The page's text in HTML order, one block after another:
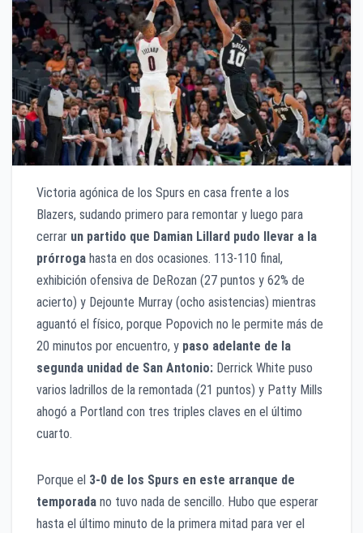
Victoria agónica de los Spurs en casa frente a los
Blazers, sudando primero para remontar y luego para
cerrar un partido que Damian Lillard pudo llevar a la
prórroga hasta en dos ocasiones. 113-110 final,
exhibición ofensiva de DeRozan (27 puntos y 62% de
acierto) y Dejounte Murray (ocho asistencias) mientras
aguantó el físico, porque Popovich no le permite más de
20 minutos por encuentro, y paso adelante de la
segunda unidad de San Antonio: Derrick White puso
varios ladrillos de la remontada (21 puntos) y Patty Mills
ahogó a Portland con tres triples claves en el último
cuarto.
Porque el 3-0 de los Spurs en este arranque de
temporada no tuvo nada de sencillo. Hubo que esperar
hasta el último minuto de la primera mitad para ver el